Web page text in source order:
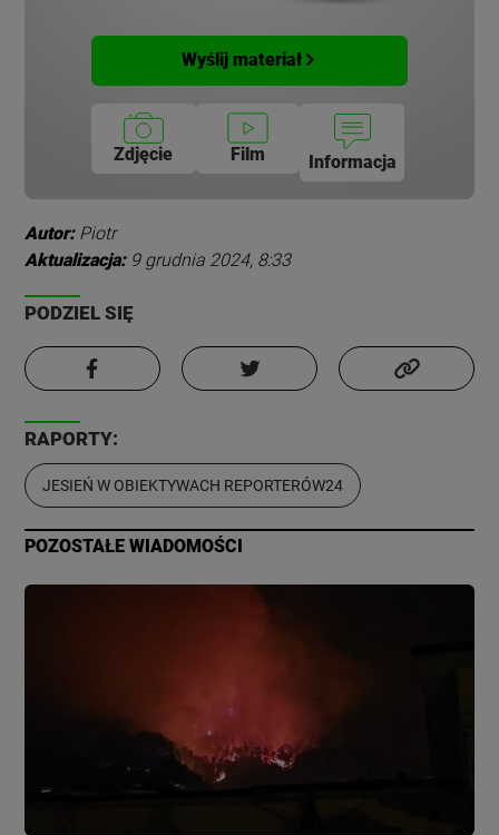
Wyślij materiał
Zdjęcie Film Informacja
Autor: Piotr
Aktualizacja: 9 grudnia 2024, 8:33
PODZIEL SIĘ
RAPORTY:
JESIEŃ W OBIEKTYWACH REPORTERÓW24
POZOSTAŁE WIADOMOŚCI